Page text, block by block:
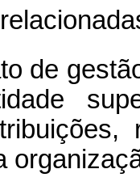
de